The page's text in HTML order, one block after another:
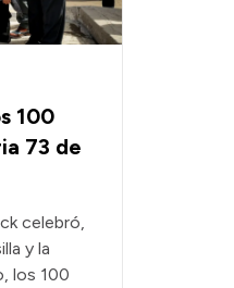
100
73 de
celebró,
y la
los 100